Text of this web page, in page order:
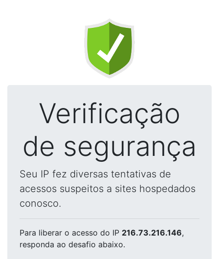
Verificação
de segurança
Seu IP fez diversas tentativas de
acessos suspeitos a sites hospedados
conosco.
Para liberar o acesso do IP 216.73.216.146,
responda ao desafio abaixo.